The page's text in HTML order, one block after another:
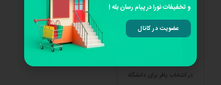
در انتخاب پافر برای دانشگاه
و تخفیفات نورا در پیام رسان بله !
عضویت در کانال